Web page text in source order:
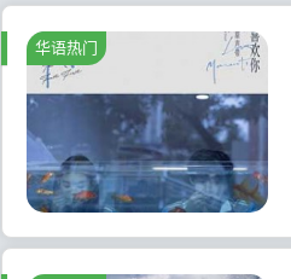
华语热门